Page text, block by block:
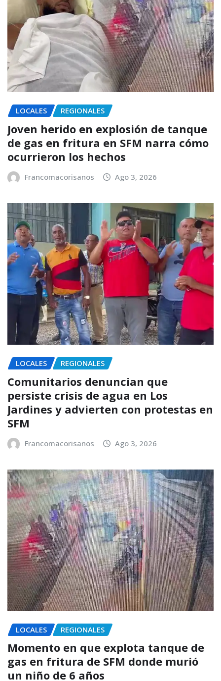
LOCALES REGIONALES
Joven herido en explosión de tanque
de gas en fritura en SFM narra cómo
ocurrieron los hechos
Francomacorisanos Ago 3, 2026
LOCALES REGIONALES
Comunitarios denuncian que
persiste crisis de agua en Los
Jardines y advierten con protestas en
SFM
Francomacorisanos Ago 3, 2026
LOCALES REGIONALES
Momento en que explota tanque de
gas en fritura de SFM donde murió
un niño de 6 años